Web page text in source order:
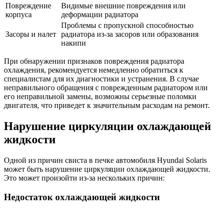
Повреждение
корпуса
Видимые внешние повреждения или
деформации радиатора
Засоры и налет
Проблемы с пропускной способностью
радиатора из-за засоров или образования
накипи
При обнаружении признаков повреждения радиатора
охлаждения, рекомендуется немедленно обратиться к
специалистам для их диагностики и устранения. В случае
неправильного обращения с поврежденным радиатором или
его неправильной замены, возможны серьезные поломки
двигателя, что приведет к значительным расходам на ремонт.
Нарушение циркуляции охлаждающей
жидкости
Одной из причин свиста в печке автомобиля Hyundai Solaris
может быть нарушение циркуляции охлаждающей жидкости.
Это может произойти из-за нескольких причин:
Недостаток охлаждающей жидкости